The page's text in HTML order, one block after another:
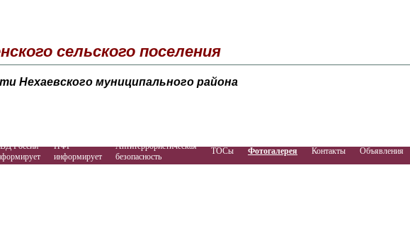
сельского поселения
Нехаевского муниципального района
России
ПФР
информирует
Антитеррористическая
безопасность
ТОСы Фотогалерея Контакты Объявления